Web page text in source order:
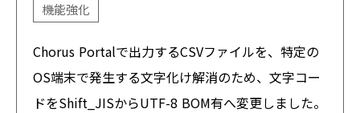
機能強化
Chorus Portalで出力するCSVファイルを、特定の
OS端末で発生する文字化け解消のため、文字コー
ドをShift_JISからUTF-8 BOM有へ変更しました。